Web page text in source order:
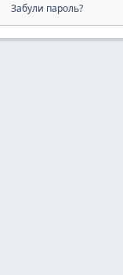
Забули пароль?